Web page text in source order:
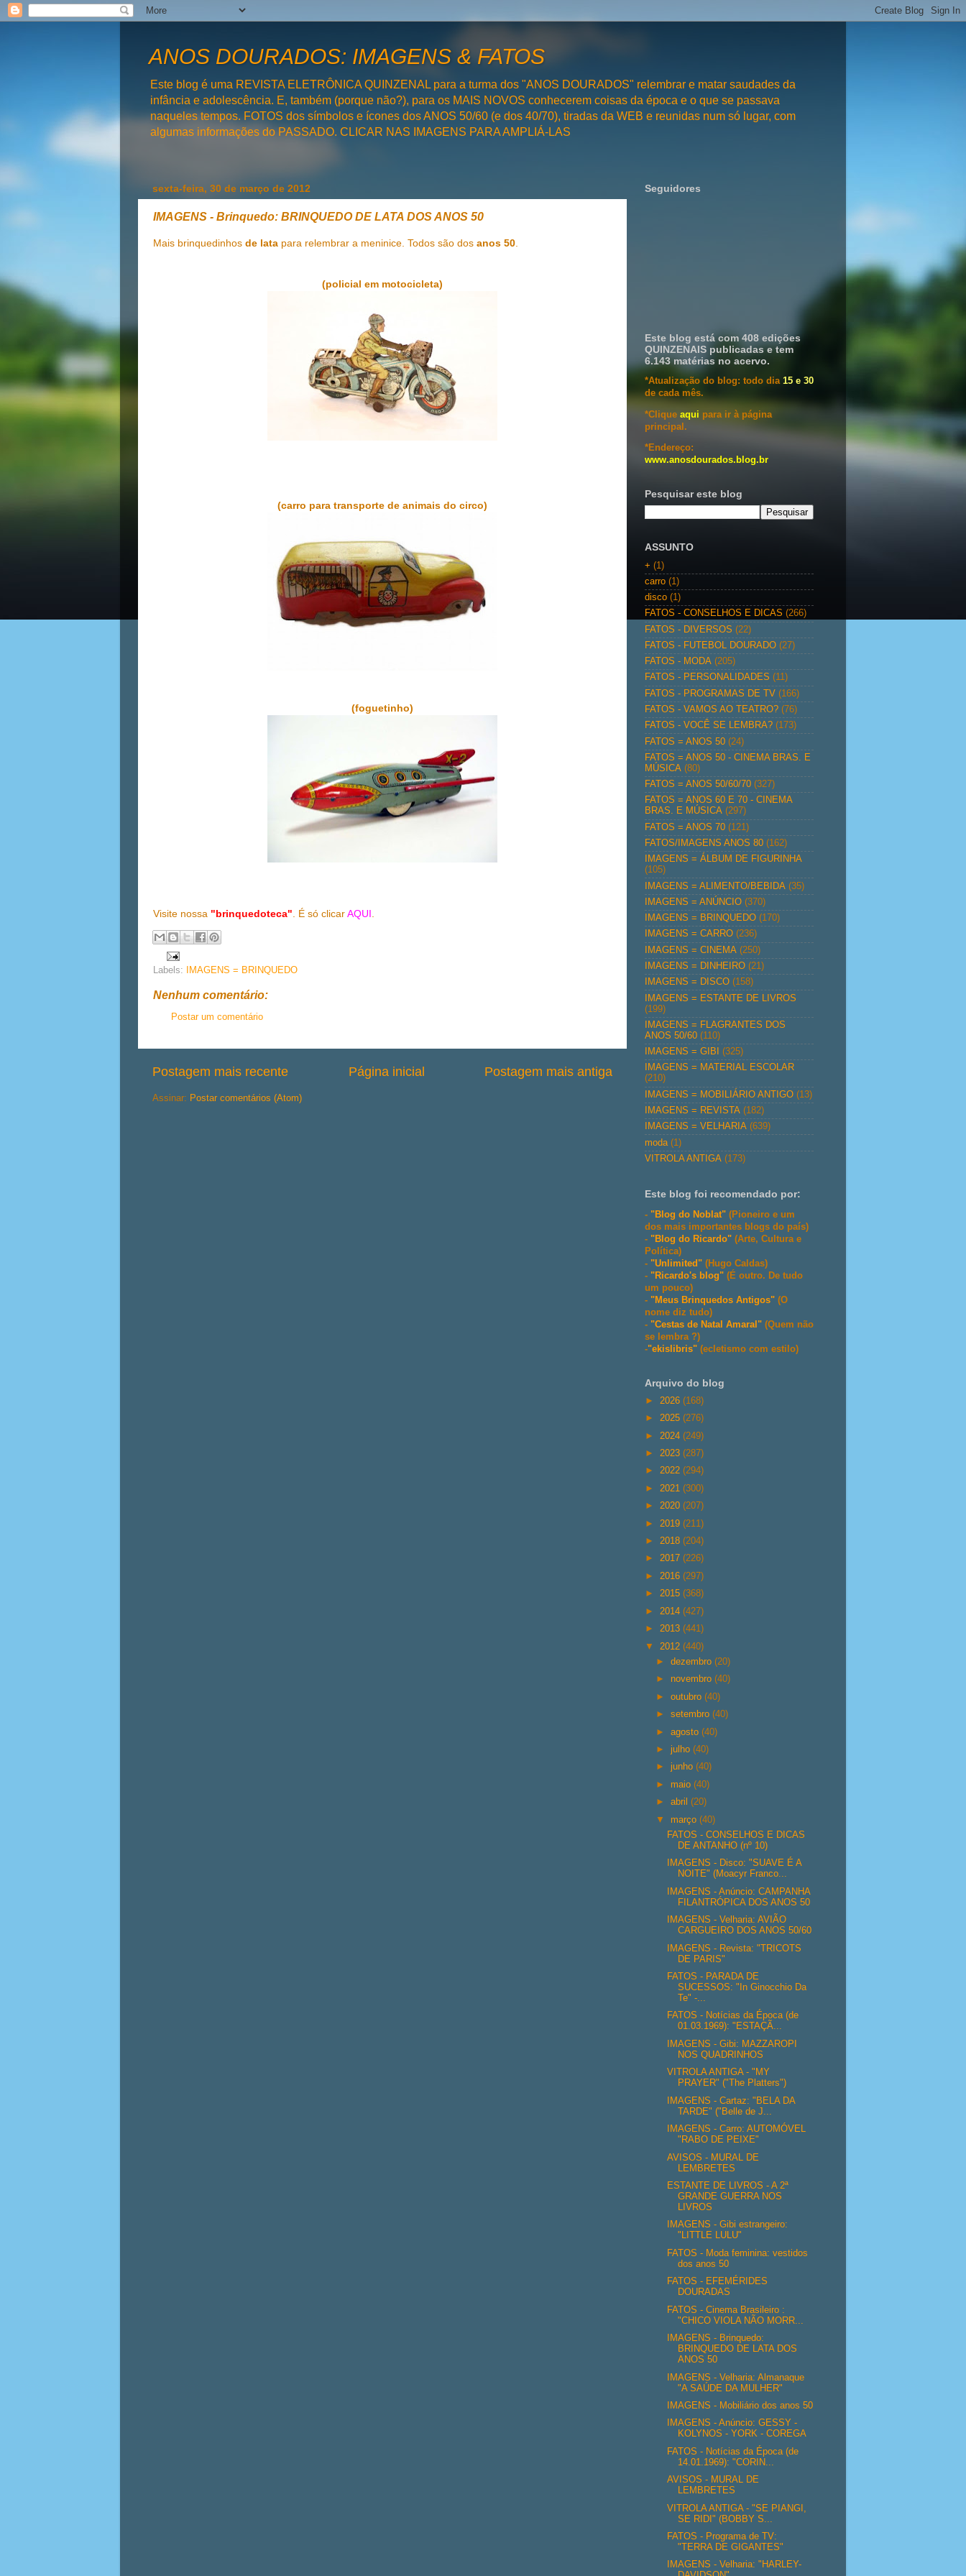
ANOS DOURADOS: IMAGENS & FATOS
Este blog é uma REVISTA ELETRÔNICA QUINZENAL para a turma dos "ANOS DOURADOS" relembrar e matar saudades da
infância e adolescência. E, também (porque não?), para os MAIS NOVOS conhecerem coisas da época e o que se passava
naqueles tempos. FOTOS dos símbolos e ícones dos ANOS 50/60 (e dos 40/70), tiradas da WEB e reunidas num só lugar, com
algumas informações do PASSADO. CLICAR NAS IMAGENS PARA AMPLIÁ-LAS
sexta-feira, 30 de março de 2012
IMAGENS - Brinquedo: BRINQUEDO DE LATA DOS ANOS 50
Mais brinquedinhos de lata para relembrar a meninice. Todos são dos anos 50.
(policial em motocicleta)
(carro para transporte de animais do circo)
(foguetinho)
Visite nossa "brinquedoteca". É só clicarAQUI.
Labels: IMAGENS = BRINQUEDO
Nenhum comentário:
Postar um comentário
Postagem mais recente Postagem mais antiga
Página inicial
Assinar: Postar comentários (Atom)
Seguidores
Este blog está com 408 edições
QUINZENAIS publicadas e tem
6.143 matérias no acervo.
*Atualização do blog: todo dia 15 e 30
de cada mês.
*Clique aqui para ir à página
principal.
*Endereço:
www.anosdourados.blog.br
Pesquisar este blog
ASSUNTO
+ (1)
carro (1)
disco (1)
FATOS - CONSELHOS E DICAS (266)
FATOS - DIVERSOS (22)
FATOS - FUTEBOL DOURADO (27)
FATOS - MODA (205)
FATOS - PERSONALIDADES (11)
FATOS - PROGRAMAS DE TV (166)
FATOS - VAMOS AO TEATRO? (76)
FATOS - VOCÊ SE LEMBRA? (173)
FATOS = ANOS 50 (24)
FATOS = ANOS 50 - CINEMA BRAS. E
MÚSICA (80)
FATOS = ANOS 50/60/70 (327)
FATOS = ANOS 60 E 70 - CINEMA
BRAS. E MÚSICA (297)
FATOS = ANOS 70 (121)
FATOS/IMAGENS ANOS 80 (162)
IMAGENS = ÁLBUM DE FIGURINHA
(105)
IMAGENS = ALIMENTO/BEBIDA (35)
IMAGENS = ANÚNCIO (370)
IMAGENS = BRINQUEDO (170)
IMAGENS = CARRO (236)
IMAGENS = CINEMA (250)
IMAGENS = DINHEIRO (21)
IMAGENS = DISCO (158)
IMAGENS = ESTANTE DE LIVROS
(199)
IMAGENS = FLAGRANTES DOS
ANOS 50/60 (110)
IMAGENS = GIBI
(325)
IMAGENS = MATERIAL ESCOLAR
(210)
IMAGENS = MOBILIÁRIO ANTIGO (13)
IMAGENS = REVISTA (182)
IMAGENS = VELHARIA (639)
moda (1)
VITROLA ANTIGA (173)
Este blog foi recomendado por:
- "Blog do Noblat" (Pioneiro e um
dos mais importantes blogs do país)
- "Blog do Ricardo" (Arte, Cultura e
Política)
- "Unlimited" (Hugo Caldas)
- "Ricardo's blog" (É outro. De tudo
um pouco)
- "Meus Brinquedos Antigos" (O
nome diz tudo)
- "Cestas de Natal Amaral" (Quem não
se lembra ?)
-"ekislibris" (ecletismo com estilo)
Arquivo do blog
► 2026 (168)
► 2025 (276)
► 2024 (249)
► 2023 (287)
► 2022 (294)
► 2021 (300)
► 2020 (207)
► 2019 (211)
► 2018 (204)
► 2017 (226)
► 2016 (297)
► 2015 (368)
► 2014 (427)
► 2013 (441)
▼ 2012 (440)
►dezembro(20)
► novembro(40)
►outubro(40)
►setembro(40)
►agosto(40)
►julho(40)
►junho(40)
► maio(40)
►abril(20)
▼ março(40)
FATOS - CONSELHOS E DICAS
DE ANTANHO (nº 10)
IMAGENS - Disco: "SUAVE É A
NOITE" (Moacyr Franco...
IMAGENS - Anúncio: CAMPANHA
FILANTRÓPICA DOS ANOS 50
IMAGENS - Velharia: AVIÃO
CARGUEIRO DOS ANOS 50/60
IMAGENS - Revista: "TRICOTS
DE PARIS"
FATOS - PARADA DE
SUCESSOS: "In Ginocchio Da
Te" -...
FATOS - Notícias da Época (de
01.03.1969): "ESTAÇÃ...
IMAGENS - Gibi: MAZZAROPI
NOS QUADRINHOS
VITROLA ANTIGA - "MY
PRAYER" ("The Platters")
IMAGENS - Cartaz: "BELA DA
TARDE" ("Belle de J...
IMAGENS - Carro: AUTOMÓVEL
"RABO DE PEIXE"
AVISOS - MURAL DE
LEMBRETES
ESTANTE DE LIVROS - A 2ª
GRANDE GUERRA NOS
LIVROS
IMAGENS - Gibi estrangeiro:
"LITTLE LULU"
FATOS - Moda feminina: vestidos
dos anos 50
FATOS - EFEMÉRIDES
DOURADAS
FATOS - Cinema Brasileiro :
"CHICO VIOLA NÃO MORR...
IMAGENS - Brinquedo:
BRINQUEDO DE LATA DOS
ANOS 50
IMAGENS - Velharia: Almanaque
"A SAÚDE DA MULHER"
IMAGENS - Mobiliário dos anos 50
IMAGENS - Anúncio: GESSY -
KOLYNOS - YORK - COREGA
FATOS - Notícias da Época (de
14.01.1969): "CORIN...
AVISOS - MURAL DE
LEMBRETES
VITROLA ANTIGA - "SE PIANGI,
SE RIDI" (BOBBY S...
FATOS - Programa de TV:
"TERRA DE GIGANTES"
IMAGENS - Velharia: "HARLEY-